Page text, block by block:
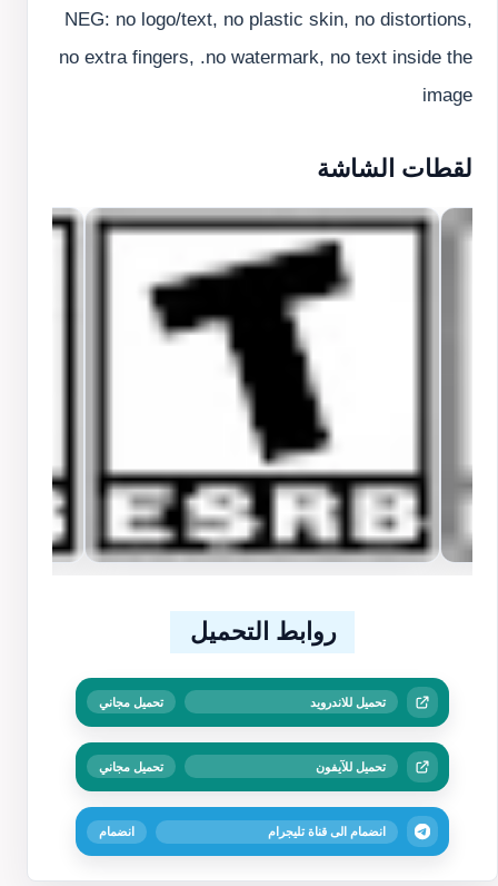
NEG: no logo/text, no plastic skin, no distortions,
no extra fingers, .no watermark, no text inside the
image
لقطات الشاشة
روابط التحميل
تحميل للاندرويد تحميل مجاني
تحميل للآيفون تحميل مجاني
انضمام الى قناة تليجرام انضمام